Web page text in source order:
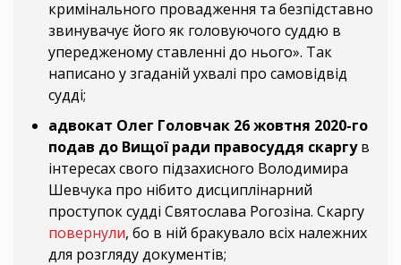
кримінального провадження та безпідставно
звинувачує його як головуючого суддю в
упередженому ставленні до нього». Так
написано у згаданій ухвалі про самовідвід
судді;
адвокат Олег Головчак 26 жовтня 2020-го
подав до Вищої ради правосуддя скаргув
інтересах свого підзахисного Володимира
Шевчука про нібито дисциплінарний
проступок судді Святослава Рогозіна. Скаргу
повернули, бо в ній бракувало всіх належних
для розгляду документів;